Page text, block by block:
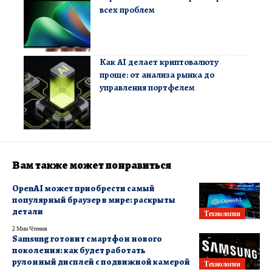
всех проблем
Как AI делает криптовалюту
проще: от анализа рынка до
управления портфелем
Вам также может понравиться
Технологии
OpenAI может приобрести самый
популярный браузер в мире: раскрыты
детали
2 Мин Чтения
Технологии
Samsung готовит смартфон нового
поколения: как будет работать
рулонный дисплей с подвижной камерой